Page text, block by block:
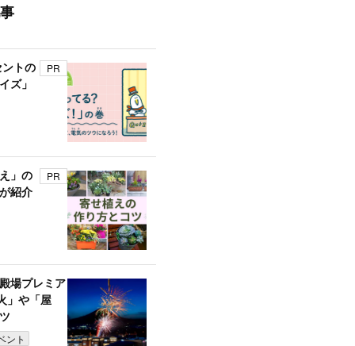
トの
ズ」
PR
」の
紹介
PR
場プレミア
」や「屋
ント